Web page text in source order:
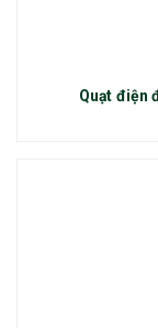
Quạt điện